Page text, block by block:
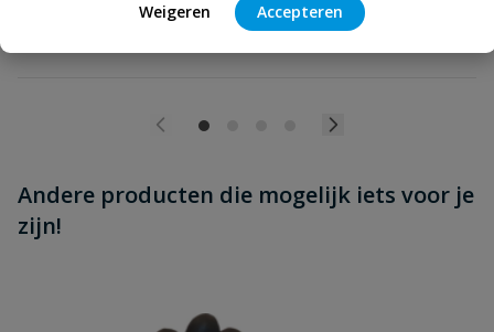
Weigeren Accepteren
Andere producten die mogelijk iets voor je
zijn!